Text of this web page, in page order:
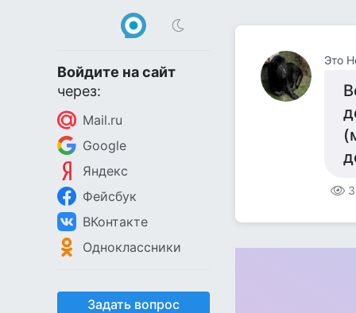
Войдите на сайт
через:
Mail.ru
Google
Яндекс
Фейсбук
ВКонтакте
Одноклассники
Задать вопрос
Это